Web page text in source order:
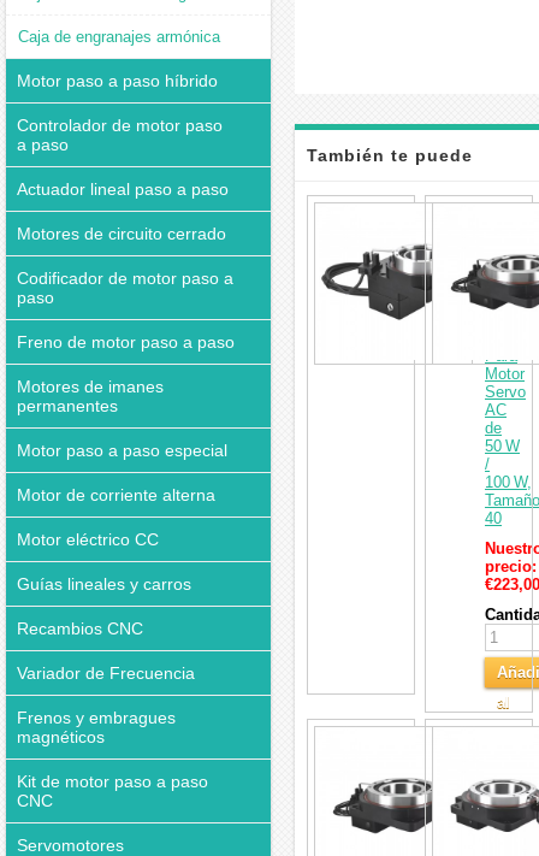
Caja de engranajes armónica
Motor paso a paso híbrido
Controlador de motor paso
a paso
Actuador lineal paso a paso
Motores de circuito cerrado
Codificador de motor paso a
paso
Freno de motor paso a paso
Motores de imanes
permanentes
Motor paso a paso especial
Motor de corriente alterna
Motor eléctrico CC
Guías lineales y carros
Recambios CNC
Variador de Frecuencia
Frenos y embragues
magnéticos
Kit de motor paso a paso
CNC
Servomotores
También te puede
interesar
Hueca
Para
Motor
Servo
AC
de
50 W
/
100 W,
Tamaño
40
precio:
€223,00
al
Hueca